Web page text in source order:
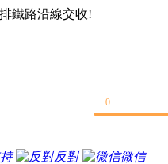
鐵路沿線交收!
0
反對 微信